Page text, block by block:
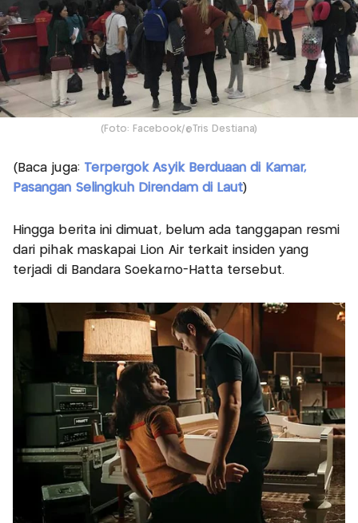
(Foto: Facebook/@Tris Destiana)
(Baca juga: Terpergok Asyik Berduaan di Kamar,
Pasangan Selingkuh Direndam di Laut)
Hingga berita ini dimuat, belum ada tanggapan resmi
dari pihak maskapai Lion Air terkait insiden yang
terjadi di Bandara Soekarno-Hatta tersebut.